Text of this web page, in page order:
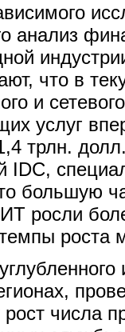
анализ
что в
и
услуг
трлн.
IDC,
большую
росли
роста
числа